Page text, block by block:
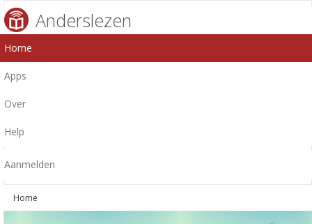
Anderslezen
Home
Apps
Over
Help
Aanmelden
Home